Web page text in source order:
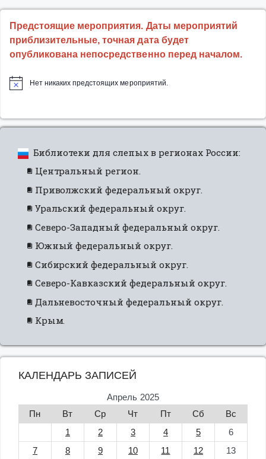
Предстоящие мероприятия. Даты мероприятий
приблизительные, точная дата будет
опубликована непосредственно перед началом.
Нет никаких предстоящих мероприятий.
Библиотеки для слепых в регионах России:
Центральный регион.
Приволжский федеральный округ.
Уральский федеральный округ.
Северо-Западный федеральный округ.
Южный федеральный округ.
Сибирский федеральный округ.
Северо-Кавказский федеральный округ.
Дальневосточный федеральный округ.
Крым.
КАЛЕНДАРЬ ЗАПИСЕЙ
Апрель 2025
Пн
Вт Ср Чт Пт Сб
Вс
1
2 3 4 5
6
7
8 9 10 11 12 13